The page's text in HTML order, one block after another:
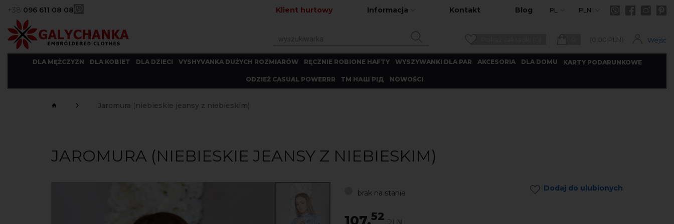
+38 096 611 08 08 Klient hurtowy Informacja Kontakt Blog PL PLN
(0.00 PLN) Wejść
DLA MĘŻCZYZN DLA KOBIET DLA DZIECI VYSHYVANKA DUŻYCH ROZMIARÓW RĘCZNIE ROBIONE HAFTY WYSZYWANKI DLA PAR AKCESORIA DLA DOMU KARTY PODARUNKOWE
ODZIEŻ CASUAL POWERRR ТМ НАШ РІД NOWOŚCI
Jaromura (niebieskie jeansy z niebieskim)
JAROMURA (NIEBIESKIE JEANSY Z NIEBIESKIM)
brak na stanie
Dodaj do ulubionych
107.52